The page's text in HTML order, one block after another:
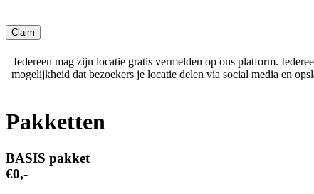
Iedereen mag zijn locatie gratis vermelden op ons platform.
mogelijkheid dat bezoekers je locatie delen via social media en
Pakketten
BASIS pakket
€0,-